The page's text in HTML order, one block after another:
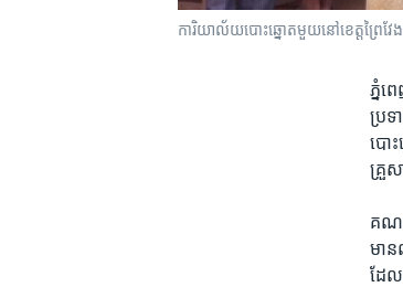
ការិយាល័យ​បោះឆ្នោត​មួយ​នៅ​ខេត្ត​ព្រៃវែង
ភ្នំ
ប្រទ
បោះ
គ្រួស
គណប
មាន​
ដែល​